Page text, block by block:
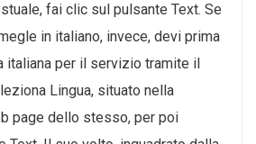
fai clic sul pulsante Text. Se
in italiano, invece, devi prima
italiana per il servizio tramite il
Lingua, situato nella
page dello stesso, per poi